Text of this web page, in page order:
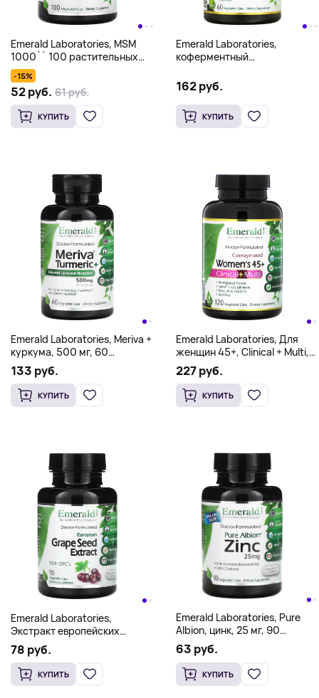
Emerald Laboratories, MSM
1000`` 100 растительных
капсул
-15%
52 руб. 61 руб.
КУПИТЬ
Emerald Laboratories,
коферментный
для мужчин старше 45 лет
для приема 1 раз в день,
60 вегетарианских капсул
162 руб.
КУПИТЬ
Emerald Laboratories, Meriva +
куркума, 500 мг, 60
вегетарианских капсул (250
мг в 1 капсуле)
133 руб.
КУПИТЬ
Emerald Laboratories, Для
женщин 45+, Clinical + Multi,
120 растительных капсул
227 руб.
КУПИТЬ
Emerald Laboratories,
Экстракт европейских
виноградных косточек, 90
растительных капсул
78 руб.
КУПИТЬ
Emerald Laboratories, Pure
Albion, цинк, 25 мг, 90
растительных капсул
63 руб.
КУПИТЬ